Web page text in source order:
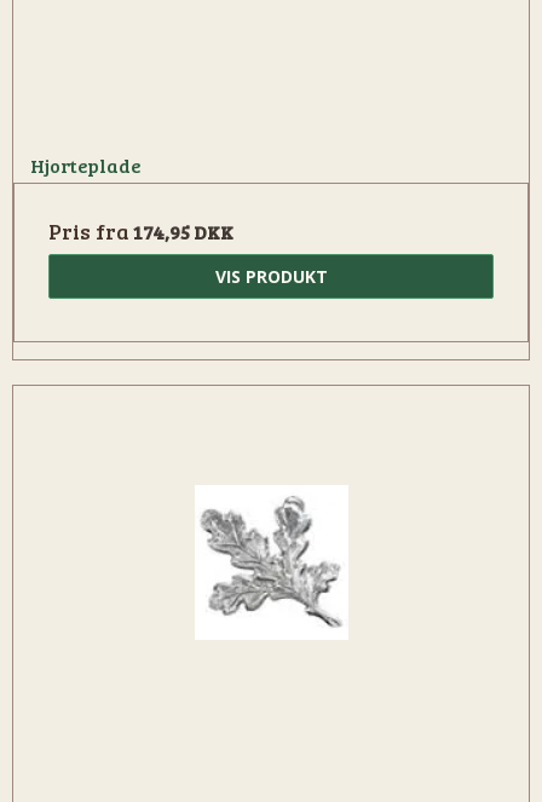
Hjorteplade
Pris fra174,95 DKK
VIS PRODUKT